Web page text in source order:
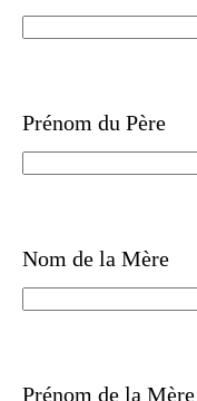
Prénom du Père
Nom de la Mère
Prénom de la Mère